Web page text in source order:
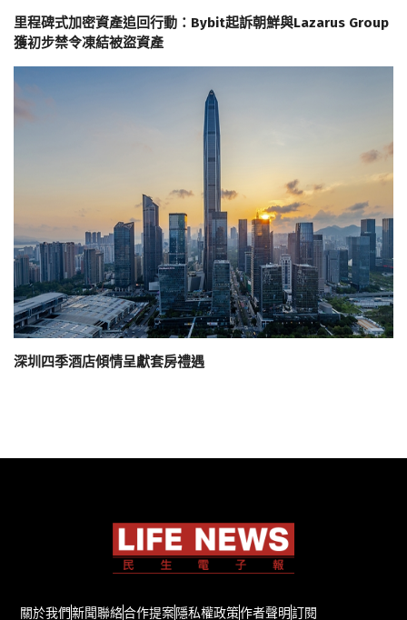
里程碑式加密資產追回行動：Bybit起訴朝鮮與Lazarus Group
獲初步禁令凍結被盜資產
深圳四季酒店傾情呈獻套房禮遇
關於我們新聞聯絡合作提案隱私權政策作者聲明訂閱